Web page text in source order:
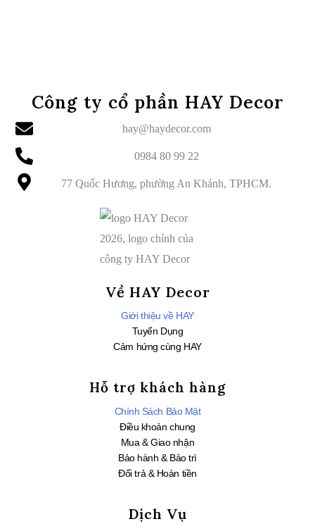
Công ty cổ phần HAY Decor
hay@haydecor.com
0984 80 99 22
77 Quốc Hương, phường An Khánh, TPHCM.
Về HAY Decor
Giới thiệu về HAY
Tuyển Dụng
Cảm hứng cùng HAY
Hỗ trợ khách hàng
Chính Sách Bảo Mật
Điều khoản chung
Mua & Giao nhận
Bảo hành & Bảo trì
Đổi trả & Hoàn tiền
Dịch Vụ